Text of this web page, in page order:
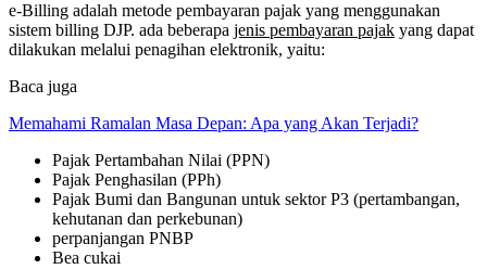
e-Billing adalah metode pembayaran pajak yang menggunakan
sistem billing DJP. ada beberapa jenis pembayaran pajak yang dapat
dilakukan melalui penagihan elektronik, yaitu:
Baca juga
Memahami Ramalan Masa Depan: Apa yang Akan Terjadi?
Pajak Pertambahan Nilai (PPN)
Pajak Penghasilan (PPh)
Pajak Bumi dan Bangunan untuk sektor P3 (pertambangan,
kehutanan dan perkebunan)
perpanjangan PNBP
Bea cukai